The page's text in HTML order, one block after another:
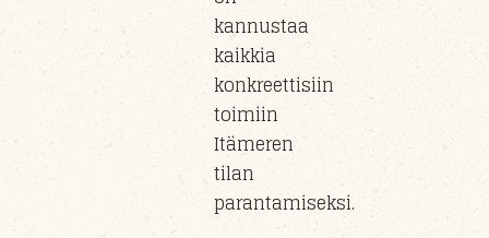
kannustaa
kaikkia
konkreettisiin
toimiin
Itämeren
tilan
parantamiseksi.